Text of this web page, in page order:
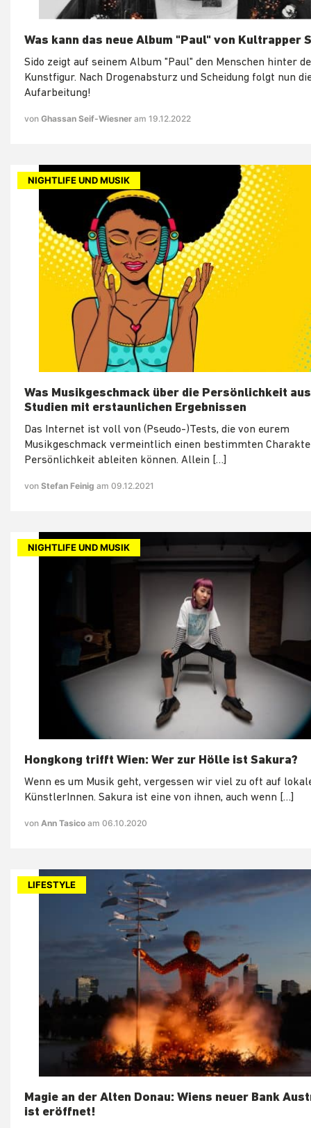
Was kann das neue Album "Paul" von Kultrapper
Sido zeigt auf seinem Album "Paul" den Menschen hinter
Kunstfigur. Nach Drogenabsturz und Scheidung folgt nun
Aufarbeitung!
von Ghassan Seif-Wiesner am 19.12.2022
NIGHTLIFE UND MUSIK
Was Musikgeschmack über die Persönlichkeit
Studien mit erstaunlichen Ergebnissen
Das Internet ist voll von (Pseudo-)Tests, die von eurem
Musikgeschmack vermeintlich einen bestimmten
Persönlichkeit ableiten können. Allein […]
von Stefan Feinig am 09.12.2021
NIGHTLIFE UND MUSIK
Hongkong trifft Wien: Wer zur Hölle ist Sakura?
Wenn es um Musik geht, vergessen wir viel zu oft auf
KünstlerInnen. Sakura ist eine von ihnen, auch wenn […]
von Ann Tasico am 06.10.2020
LIFESTYLE
Magie an der Alten Donau: Wiens neuer Bank
ist eröffnet!